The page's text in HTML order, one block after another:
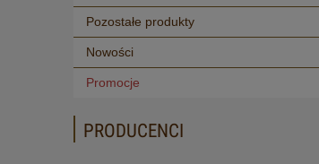
Pozostałe produkty
Nowości
Promocje
PRODUCENCI